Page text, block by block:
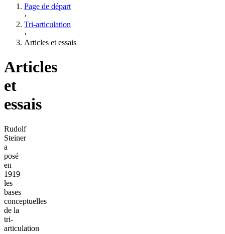
Page de départ
›
Tri-articulation
›
Articles et essais
Articles
et
essais
Rudolf
Steiner
a
posé
en
1919
les
bases
conceptuelles
de la
tri-
articulation